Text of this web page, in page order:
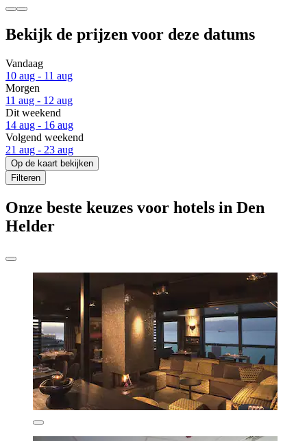
Bekijk de prijzen voor deze datums
Vandaag
10 aug - 11 aug
Morgen
11 aug - 12 aug
Dit weekend
14 aug - 16 aug
Volgend weekend
21 aug - 23 aug
Op de kaart bekijken
Filteren
Onze beste keuzes voor hotels in Den
Helder